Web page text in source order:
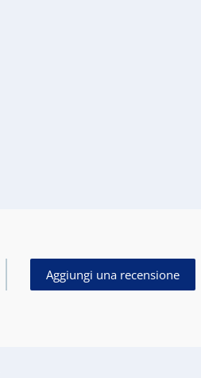
Aggiungi una recensione